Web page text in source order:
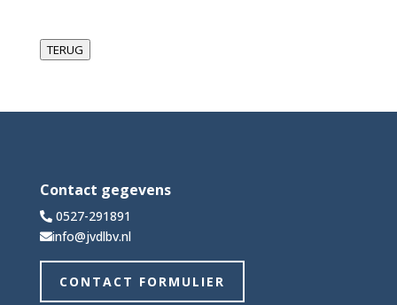
TERUG
Contact gegevens
0527-291891
info@jvdlbv.nl
CONTACT FORMULIER